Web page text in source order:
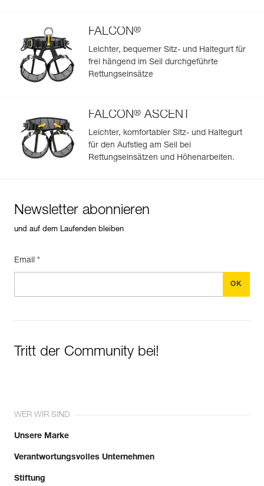
FALCON®
Leichter, bequemer Sitz- und Haltegurt für
frei hängend im Seil durchgeführte
Rettungseinsätze
FALCON® ASCENT
Leichter, komfortabler Sitz- und Haltegurt
für den Aufstieg am Seil bei
Rettungseinsätzen und Höhenarbeiten.
Newsletter abonnieren
und auf dem Laufenden bleiben
Email *
Tritt der Community bei!
WER WIR SIND
Unsere Marke
Verantwortungsvolles Unternehmen
Stiftung